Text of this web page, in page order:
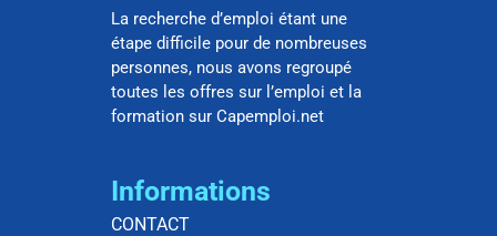
La recherche d’emploi étant une
étape difficile pour de nombreuses
personnes, nous avons regroupé
toutes les offres sur l’emploi et la
formation sur Capemploi.net
Informations
CONTACT